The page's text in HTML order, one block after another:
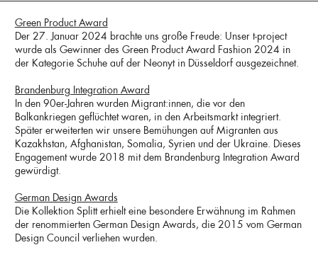
Green Product Award
Der 27. Januar 2024 brachte uns große Freude: Unser t-project
wurde als Gewinner des Green Product Award Fashion 2024 in
der Kategorie Schuhe auf der Neonyt in Düsseldorf ausgezeichnet.
Brandenburg Integration Award
In den 90er-Jahren wurden Migrant:innen, die vor den
Balkankriegen geflüchtet waren, in den Arbeitsmarkt integriert.
Später erweiterten wir unsere Bemühungen auf Migranten aus
Kazakhstan, Afghanistan, Somalia, Syrien und der Ukraine. Dieses
Engagement wurde 2018 mit dem Brandenburg Integration Award
gewürdigt.
German Design Awards
Die Kollektion Splitt erhielt eine besondere Erwähnung im Rahmen
der renommierten German Design Awards, die 2015 vom German
Design Council verliehen wurden.